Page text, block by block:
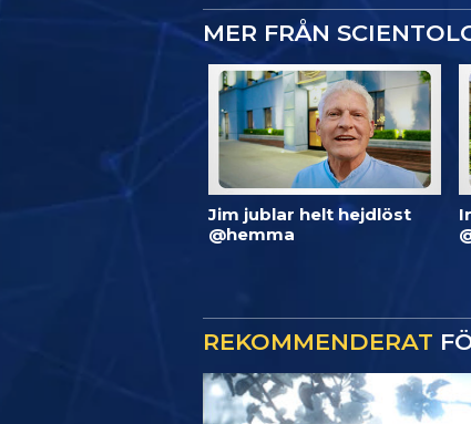
MER FRÅN
Jim jublar helt hejdlöst
@hemma
REKOMMENDERAT